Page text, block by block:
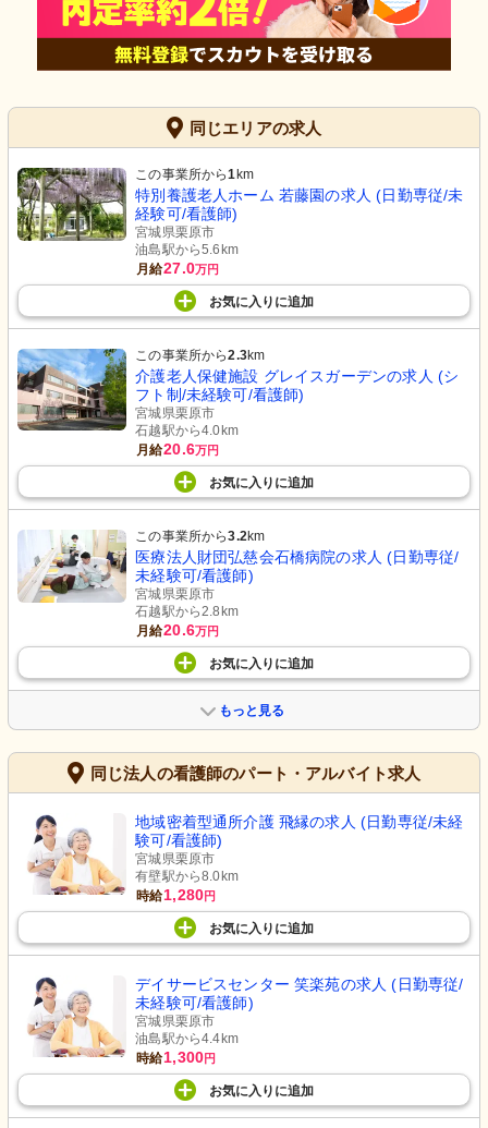
同じエリアの求人
この事業所から1 km
特別養護老人ホーム 若藤園の求人 (日勤専従/未
経験可/看護師)
宮城県栗原市
油島駅から5.6km
月給27.0万円
お気に入り に追加
この事業所から2.3km
介護老人保健施設 グレイスガーデンの求人 (シ
フト制/未経験可/看護師)
宮城県栗原市
石越駅から4.0km
月給20.6万円
お気に入り に追加
この事業所から3.2km
医療法人財団弘慈会石橋病院の求人 (日勤専従/
未経験可/看護師)
宮城県栗原市
石越駅から2.8km
月給20.6万円
お気に入り に追加
もっと見る
同じ法人の看護師のパート・アルバイト求人
地域密着型通所介護 飛縁の求人 (日勤専従/未経
験可/看護師)
宮城県栗原市
有壁駅から8.0km
時給1,280円
お気に入り に追加
デイサービスセンター 笑楽苑の求人 (日勤専従/
未経験可/看護師)
宮城県栗原市
油島駅から4.4km
時給1,300円
お気に入り に追加